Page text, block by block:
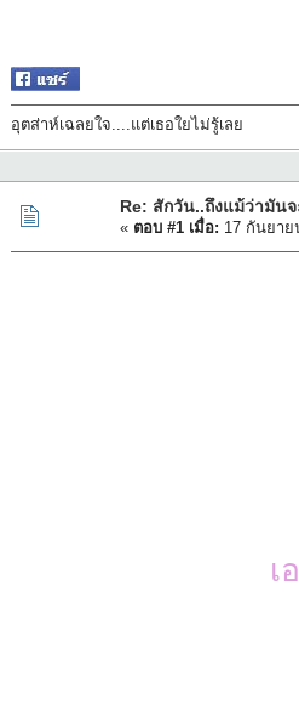
อุตส่าห์เฉลยใจ....แต่เธอใยไม่รู้เลย
Re: สักวัน..ถึงแม้ว่ามัน
« ตอบ #1 เมื่อ: 17 กันยาย
เ